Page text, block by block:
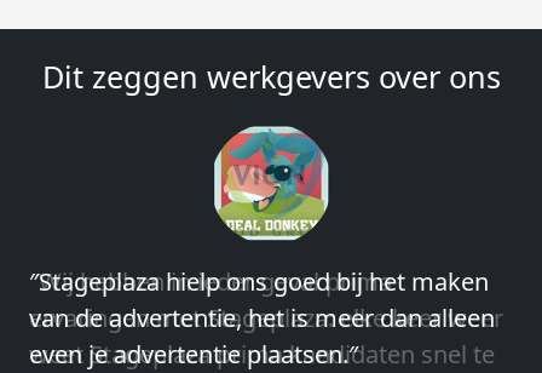
Dit zeggen werkgevers over ons
″Wij hebben in ieder geval prima
ervaringen met Stageplaza: elke keer weer
weet Stageplaza prima kandidaten snel te